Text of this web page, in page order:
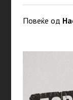
Повеќе од